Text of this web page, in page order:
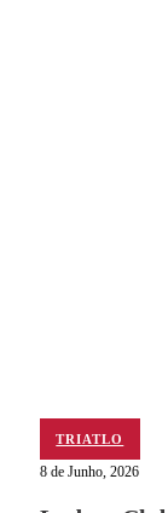
TRIATLO
8 de Junho, 2026